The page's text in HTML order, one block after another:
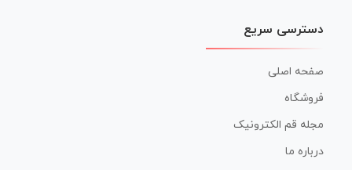
دسترسی سریع
صفحه اصلی
فروشگاه
مجله قم الکترونیک
درباره ما